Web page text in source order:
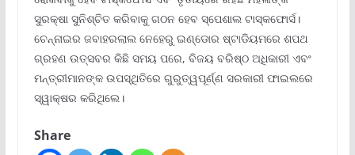
ସୁରକ୍ଷା ସୁନିଶ୍ଚିତ କରିବାକୁ ଗଠନ ହେବ ସ୍ପେଶାଲ ଟାସ୍କଫୋର୍ସ।
ଚେନ୍ନାଇର ଜବାହରଲାଲ ନେହେରୁ ଇଣ୍ଡୋର ଷ୍ଟାଡିୟମରେ ଶପଥ
ଗ୍ରହଣ ଉତ୍ସବର କିଛି ସମୟ ପରେ, ବିଜୟ ବରିଷ୍ଠ ଅଧିକାରୀ ଏବଂ
ମନ୍ତ୍ରୀମାନଙ୍କ ଉପସ୍ଥିତିରେ ଗୁରୁତ୍ୱପୂର୍ଣ୍ଣ ସରକାରୀ ଫାଇଲରେ
ସ୍ୱାକ୍ଷର କରିଥିଲେ।
Share